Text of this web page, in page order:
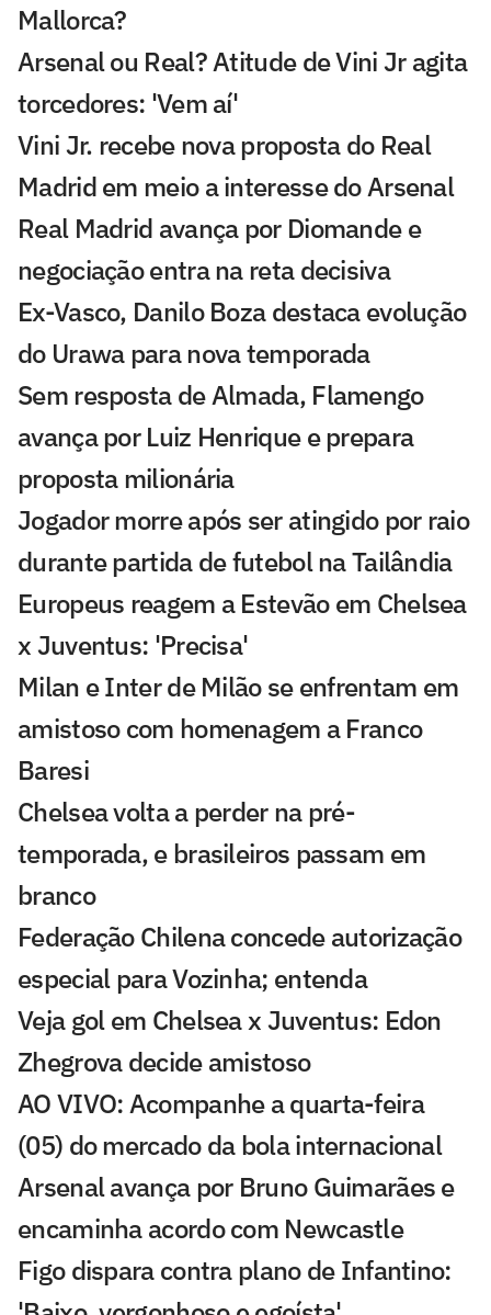
Mallorca?
Arsenal ou Real? Atitude de Vini Jr agita
torcedores: 'Vem aí'
Vini Jr. recebe nova proposta do Real
Madrid em meio a interesse do Arsenal
Real Madrid avança por Diomande e
negociação entra na reta decisiva
Ex-Vasco, Danilo Boza destaca evolução
do Urawa para nova temporada
Sem resposta de Almada, Flamengo
avança por Luiz Henrique e prepara
proposta milionária
Jogador morre após ser atingido por raio
durante partida de futebol na Tailândia
Europeus reagem a Estevão em Chelsea
x Juventus: 'Precisa'
Milan e Inter de Milão se enfrentam em
amistoso com homenagem a Franco
Baresi
Chelsea volta a perder na pré-
temporada, e brasileiros passam em
branco
Federação Chilena concede autorização
especial para Vozinha; entenda
Veja gol em Chelsea x Juventus: Edon
Zhegrova decide amistoso
AO VIVO: Acompanhe a quarta-feira
(05) do mercado da bola internacional
Arsenal avança por Bruno Guimarães e
encaminha acordo com Newcastle
Figo dispara contra plano de Infantino: